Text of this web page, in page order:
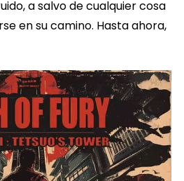
a salvo de cualquier cosa
en su camino. Hasta ahora,